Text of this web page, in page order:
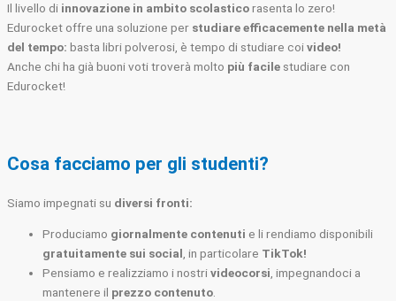
Il livello di innovazione in ambito scolasticorasenta lo zero!
Edurocket offre una soluzione per studiare efficacemente nella metà
del tempo: basta libri polverosi, è tempo di studiare coivideo!
Anche chi ha già buoni voti troverà molto più facile studiare con
Edurocket!
Cosa facciamo per gli studenti?
Siamo impegnati su diversi fronti:
Produciamo giornalmente contenuti e li rendiamo disponibili
gratuitamente sui social, in particolare TikTok!
Pensiamo e realizziamo i nostrivideocorsi, impegnandoci a
mantenere il prezzo contenuto.